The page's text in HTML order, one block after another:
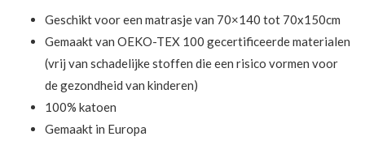
Geschikt voor een matrasje van 70×140 tot 70x150cm
Gemaakt van OEKO-TEX 100 gecertificeerde materialen
(vrij van schadelijke stoffen die een risico vormen voor
de gezondheid van kinderen)
100% katoen
Gemaakt in Europa